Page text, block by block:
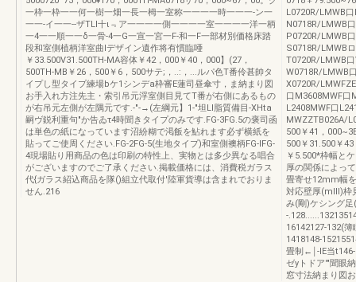
一枠一枠一一何一樹一畑一長一栂一室称一一一一時一一一-ン一
一一-イ一一--ザTLl十ι﹃ア一一一一側一一一一室一一一一洋一柄
一4一一順一一δ一骨-4一G一宣一宮一F-和一F一部材別価格床踏
段和室側植柄洋室曲lデザイン遺作将有慣臨唖
￥33.500V31.500TH-MA容体￥42，000￥40，000】(27，
500TH-MB￥26，500￥6，500サテ;，..:，...ルパ色T番伶甚帥タ
イプし型タイプ練場bケ1シンデa枠審E蓮司昼傘寸，ま納まり図
お手入れ方注先主・索引吊元浮室側目見てT番が右側にあるもの
が右吊元左側が左隅元です.-"-→(左綱元】1-"坦LI脂質備目-XHta
嗣ヴ鋭利重句"か告ゐτ4時聞きタイプのみです.FG-3FG.5の褒司函
は単色の紙になっています沼紛糊で渇飯を鮎れます必ず横紙を
貼ってご使周ください.FG-2FG-5(生地タイプ)和室側襖柄FG-lFG-
4現場貼り用商品の色は印刷の特性上、実物とは多少異なる唱合
がございますのでご了承ください.掲載価格には、消費税ガラス
代{ガラス紹込商品を隊()組立代取付'陸軍貨導は含まれでおりま
せん.216
L0720R/LMWB
N0718R/LMWB
P0720R/LMWB
S0718R/LMWB
T0720R/LMWB
W0718R/LMWB
X0720R/
口M3608MWF口
L2408MWF口
MWZZTB026A/
500￥41，
500￥31.500￥
￥5.500*枠幅と
厚の関係によっ
畳寄せ12mm幅
対応壁厚(mlll)枠
み(剛)ケシング
-
16142127-132(
1418148-
畳制←￨-lE当t146-
ゼyトドア'"聞眼
窓寸法納まり図